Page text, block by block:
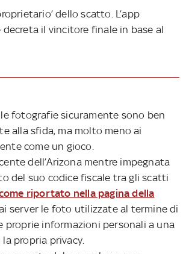
dello scatto. L’app
il vincitore finale in base al
fotografie sicuramente sono ben
alla sfida, ma molto meno ai
come un gioco.
dell’Arizona mentre impegnata
del suo codice fiscale tra gli scatti
riportato nella pagina della
server le foto utilizzate al termine di
informazioni personali a una
propria privacy.